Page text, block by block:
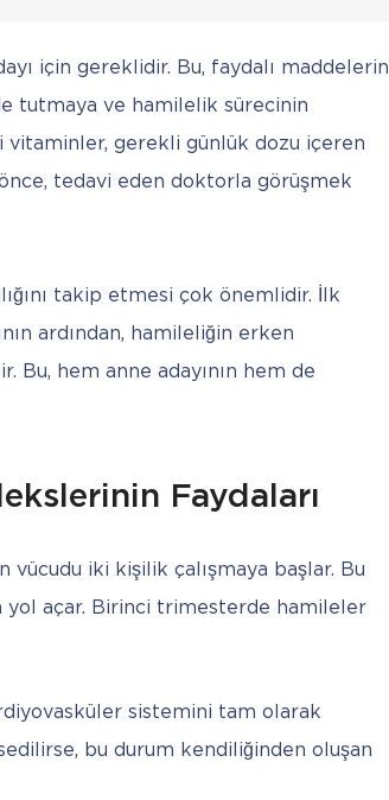
için gereklidir. Bu, faydalı maddelerin
tutmaya ve hamilelik sürecinin
vitaminler, gerekli günlük dozu içeren
tedavi eden doktorla görüşmek
takip etmesi çok önemlidir. İlk
ardından, hamileliğin erken
Bu, hem anne adayının hem de
Faydaları
vücudu iki kişilik çalışmaya başlar. Bu
yol açar. Birinci trimesterde hamileler
sistemini tam olarak
bu durum kendiliğinden oluşan